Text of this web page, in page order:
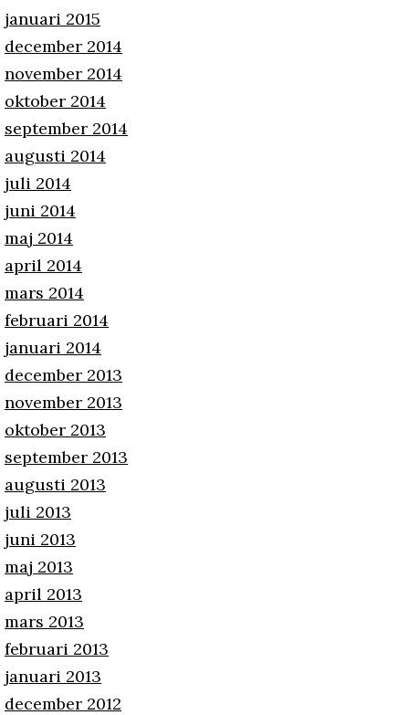
januari 2015
december 2014
november 2014
oktober 2014
september 2014
augusti 2014
juli 2014
juni 2014
maj 2014
april 2014
mars 2014
februari 2014
januari 2014
december 2013
november 2013
oktober 2013
september 2013
augusti 2013
juli 2013
juni 2013
maj 2013
april 2013
mars 2013
februari 2013
januari 2013
december 2012